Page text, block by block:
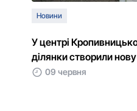
Новини
У центрі
ділянки створили
09 червня